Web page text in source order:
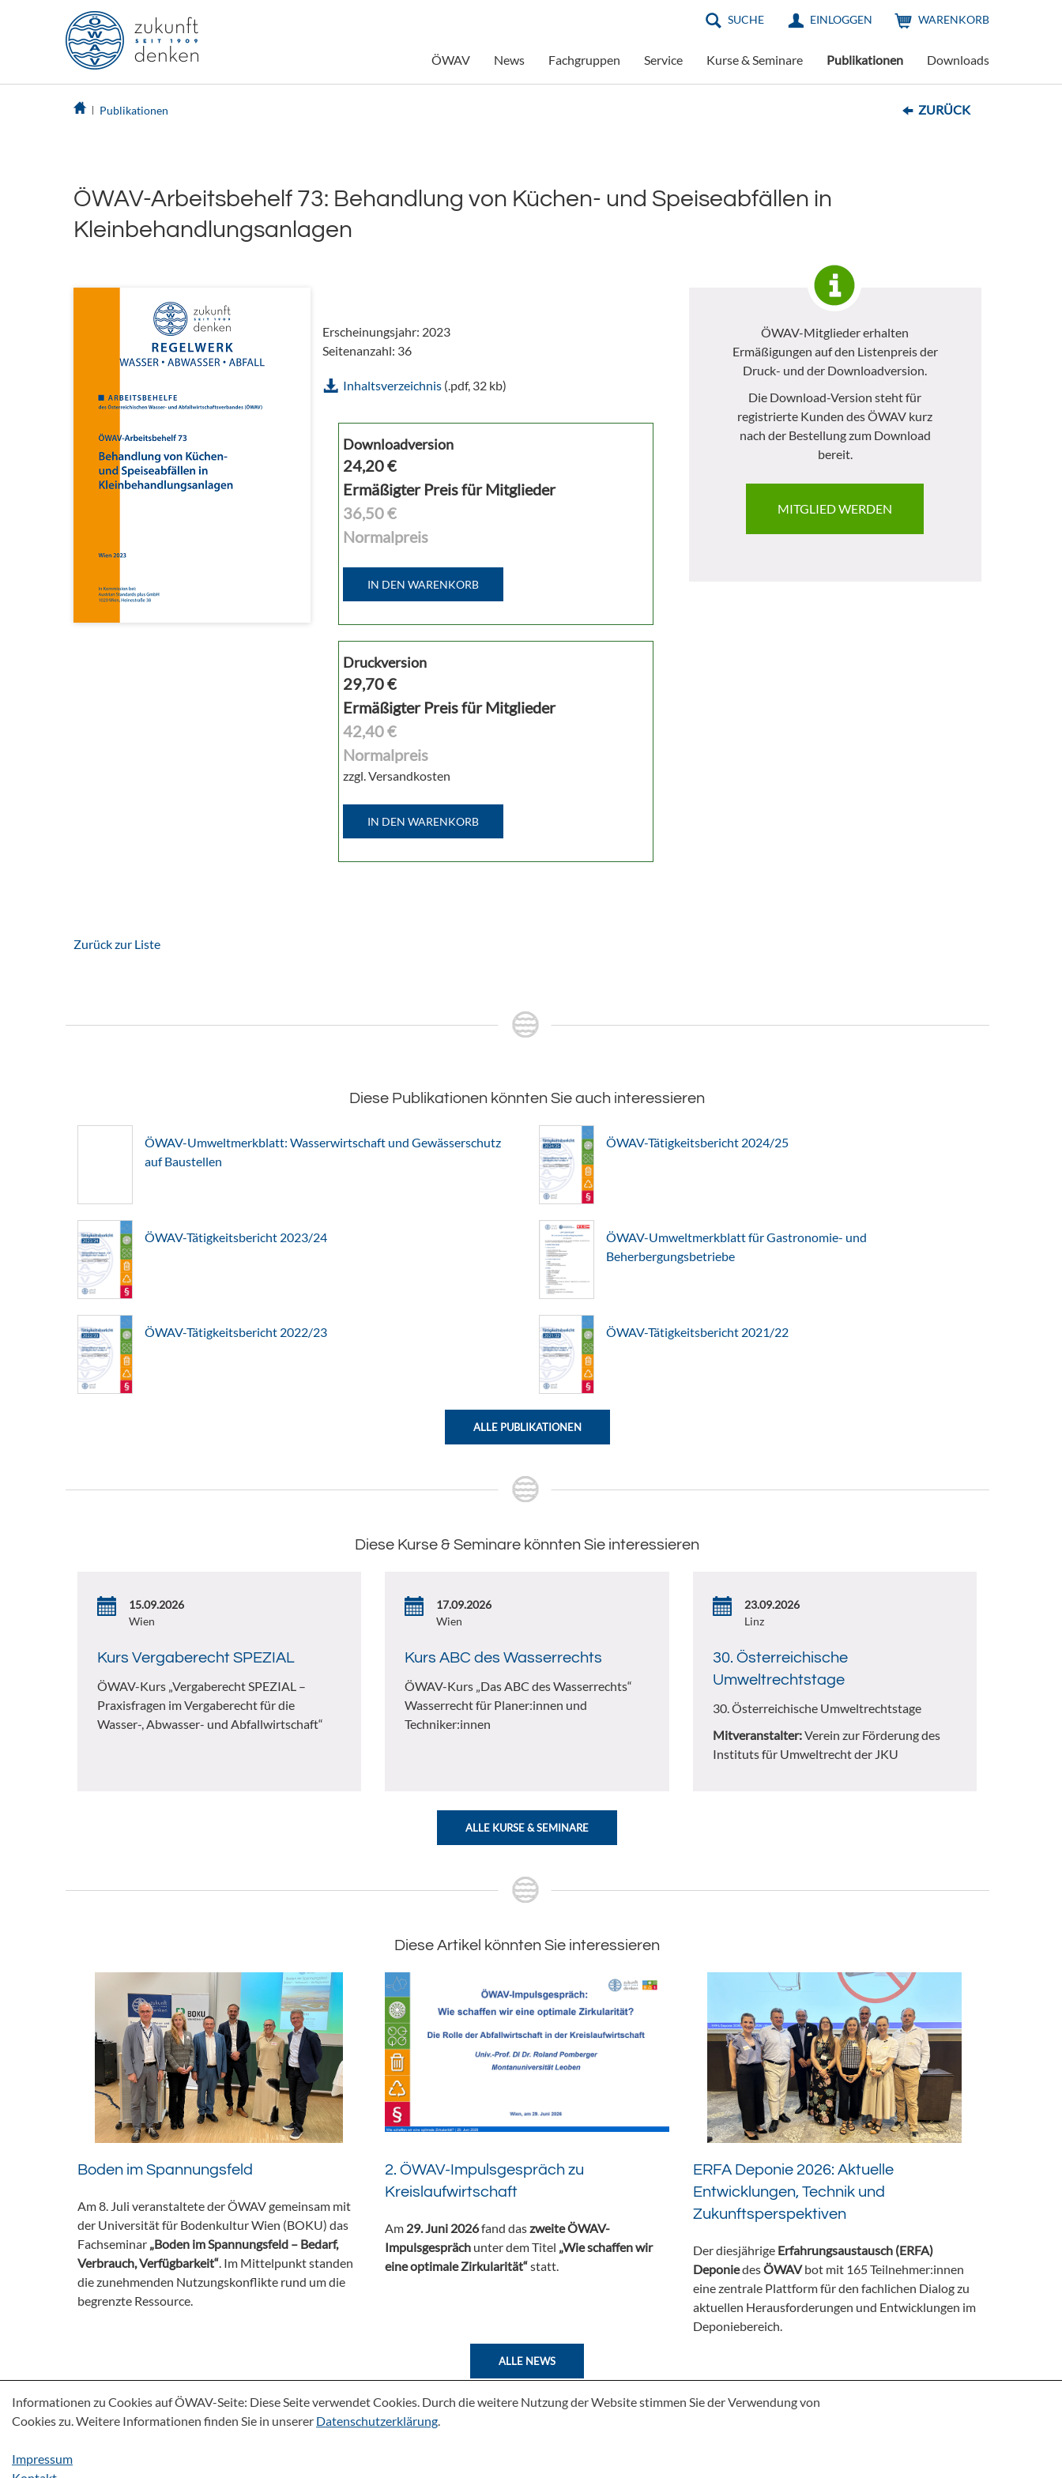
SUCHE EINLOGGEN WARENKORB
ÖWAV News Fachgruppen Service Kurse & Seminare Publikationen Downloads
Publikationen ZURÜCK
ÖWAV-Arbeitsbehelf 73: Behandlung von Küchen- und Speiseabfällen in
Kleinbehandlungsanlagen
Erscheinungsjahr: 2023
Seitenanzahl: 36
Inhaltsverzeichnis(.pdf, 32 kb)
Downloadversion
24,20€
Ermäßigter Preis für Mitglieder
36,50 €
Normalpreis
IN DEN WARENKORB
Druckversion
29,70€
Ermäßigter Preis für Mitglieder
42,40 €
Normalpreis
zzgl. Versandkosten
IN DEN WARENKORB
ÖWAV-Mitglieder erhalten
Ermäßigungen auf den Listenpreis der
Druck- und der Downloadversion.
Die Download-Version steht für
registrierte Kunden des ÖWAV kurz
nach der Bestellung zum Download
bereit.
MITGLIED WERDEN
Zurück zur Liste
Diese Publikationen könnten Sie auch interessieren
ÖWAV-Umweltmerkblatt: Wasserwirtschaft und Gewässerschutz
auf Baustellen
ÖWAV-Tätigkeitsbericht 2024/25
ÖWAV-Tätigkeitsbericht 2023/24
ÖWAV-Umweltmerkblatt für Gastronomie- und
Beherbergungsbetriebe
ÖWAV-Tätigkeitsbericht 2022/23 ÖWAV-Tätigkeitsbericht 2021/22
ALLE PUBLIKATIONEN
Diese Kurse & Seminare könnten Sie interessieren
15.09.2026
Wien
Kurs Vergaberecht SPEZIAL
ÖWAV-Kurs „Vergaberecht SPEZIAL –
Praxisfragen im Vergaberecht für die
Wasser-, Abwasser- und Abfallwirtschaft“
17.09.2026
Wien
Kurs ABC des Wasserrechts
ÖWAV-Kurs „Das ABC des Wasserrechts“
Wasserrecht für Planer:innen und
Techniker:innen
23.09.2026
Linz
30. Österreichische
Umweltrechtstage
30. Österreichische Umweltrechtstage
Mitveranstalter:Verein zur Förderung des
Instituts für Umweltrecht der JKU
ALLE KURSE & SEMINARE
Diese Artikel könnten Sie interessieren
Boden im Spannungsfeld
Am 8. Juli veranstaltete der ÖWAV gemeinsam mit
der Universität für Bodenkultur Wien (BOKU) das
Fachseminar „Boden im Spannungsfeld – Bedarf,
Verbrauch, Verfügbarkeit“. Im Mittelpunkt standen
die zunehmenden Nutzungskonflikte rund um die
begrenzte Ressource.
2. ÖWAV-Impulsgespräch zu
Kreislaufwirtschaft
Am 29. Juni 2026fand daszweite ÖWAV-
Impulsgespräch unter dem Titel „Wie schaffen wir
eine optimale Zirkularität“statt.
ERFA Deponie 2026: Aktuelle
Entwicklungen, Technik und
Zukunftsperspektiven
Der diesjährige Erfahrungsaustausch (ERFA)
DeponiedesÖWAVbot mit 165 Teilnehmer:innen
eine zentrale Plattform für den fachlichen Dialog zu
aktuellen Herausforderungen und Entwicklungen im
Deponiebereich.
ALLE NEWS
Informationen zu Cookies auf ÖWAV-Seite: Diese Seite verwendet Cookies. Durch die weitere Nutzung der Website stimmen Sie der Verwendung von
Cookies zu. Weitere Informationen finden Sie in unserer Datenschutzerklärung.
Impressum